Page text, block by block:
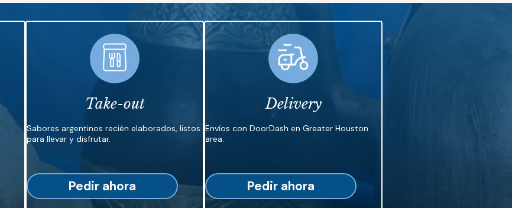
Take-out
Sabores argentinos recién elaborados, listos
para llevar y disfrutar.
Pedir ahora
Delivery
Envíos con DoorDash en Greater Houston
area.
Pedir ahora